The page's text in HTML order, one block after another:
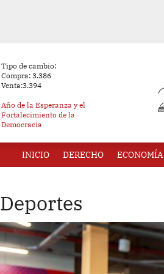
Tipo de cambio:
Compra: 3.386
Venta:3.394
Año de la Esperanza y el
Fortalecimiento de la
Democracia
INICIO DERECHO ECONOMÍA
Deportes